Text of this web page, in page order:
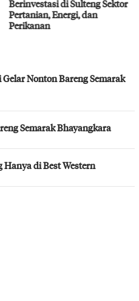
Berinvestasi di Sulteng Sektor
Pertanian, Energi, dan
Perikanan
Gelar Nonton Bareng Semarak
Semarak Bhayangkara
Hanya di Best Western